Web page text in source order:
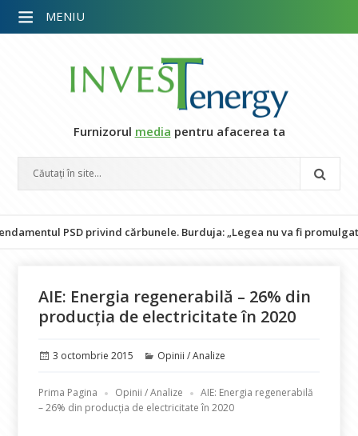
Furnizorul media pentru afacerea ta
PSD privind cărbunele. Burduja: „Legea nu va fi promulgată și
AIE: Energia regenerabilă – 26% din
producția de electricitate în 2020
Publicat
3 octombrie 2015 Categorii
Opinii / Analize
Prima Pagina Opinii / Analize
AIE: Energia regenerabilă
– 26% din producția de electricitate în 2020
MENIU